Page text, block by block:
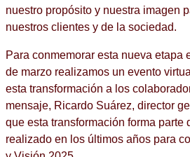
nuestro propósito y nuestra imagen
nuestros clientes y de la sociedad.
Para conmemorar esta nueva etapa
de marzo realizamos un evento
esta transformación a los
mensaje, Ricardo Suárez, director
que esta transformación forma parte
realizado en los últimos años para